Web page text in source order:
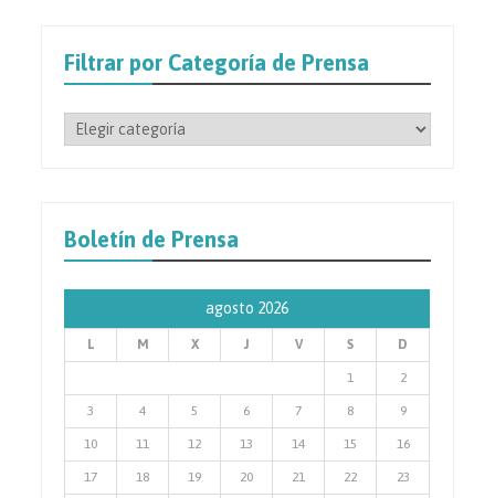
Filtrar por Categoría de Prensa
Filtrar
Prensa
Boletín de Prensa
agosto 2026
L M X J V S D
1 2
3 4 5 6 7 8 9
10 11 12 13 14 15 16
17 18 19 20 21 22 23